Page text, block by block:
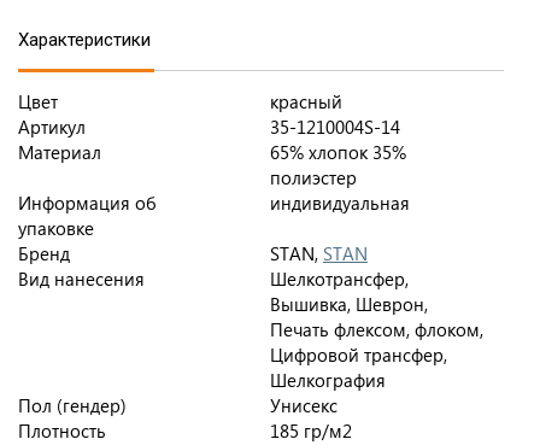
Характеристики
Цвет
красный
Артикул
35-1210004S-14
Материал
65% хлопок 35%
полиэстер
Информация об
упаковке
индивидуальная
Бренд STAN, STAN
Вид нанесения
Шелкотрансфер,
Вышивка, Шеврон,
Печать флексом, флоком,
Цифровой трансфер,
Шелкография
Пол (гендер)
Унисекс
Плотность
185 гр/м2